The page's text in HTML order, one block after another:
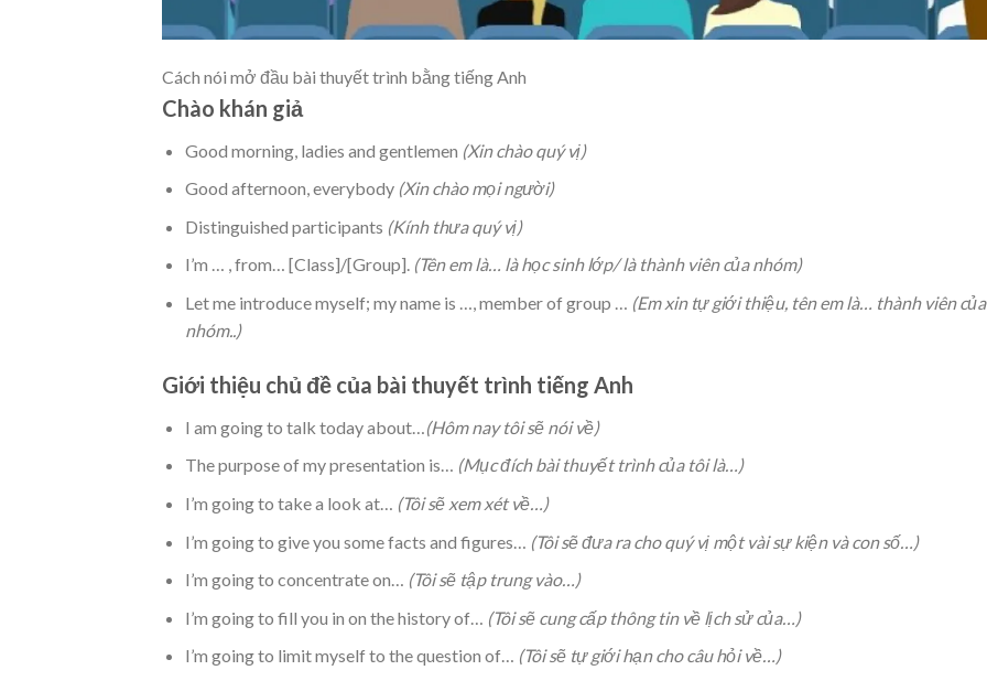
Cách nói mở đầu bài thuyết trình bằng tiếng Anh
Chào khán giả
Good morning, ladies and gentlemen (Xin chào quý vị)
Good afternoon, everybody (Xin chào mọi người)
Distinguished participants (Kính thưa quý vị)
I’m … , from… [Class]/[Group]. (Tên em là… là học sinh lớp/ là thành viên của nhóm)
Let me introduce myself; my name is …, member of group … (Em xin tự giới thiệu, tên em là… thành viên của
nhóm..)
Giới thiệu chủ đề của bài thuyết trình tiếng Anh
I am going to talk today about…
(Hôm nay tôi sẽ nói về)
The purpose of my presentation is… (Mục đích bài thuyết trình của tôi là…)
I’m going to take a look at… (Tôi sẽ xem xét về…)
I’m going to give you some facts and figures…
(Tôi sẽ đưa ra cho quý vị một vài sự kiện và con số…)
I’m going to concentrate on… (Tôi sẽ tập trung vào…)
I’m going to fill you in on the history of…
(Tôi sẽ cung cấp thông tin về lịch sử của…)
I’m going to limit myself to the question of… (Tôi sẽ tự giới hạn cho câu hỏi về…)